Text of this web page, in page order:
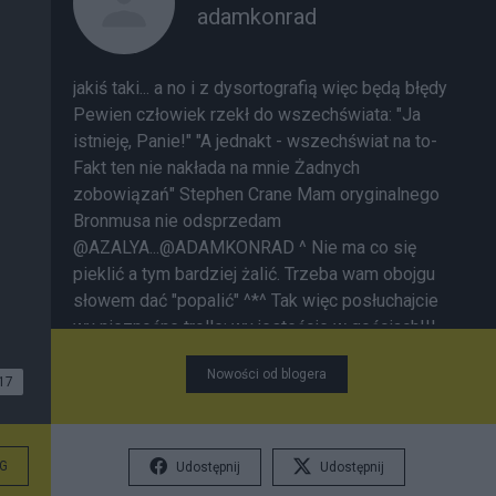
17
adamkonrad
jakiś taki... a no i z dysortografią więc będą błędy
Pewien człowiek rzekł do wszechświata: "Ja
istnieję, Panie!" "A jednakt - wszechświat na to-
Fakt ten nie nakłada na mnie Żadnych
zobowiązań" Stephen Crane Mam oryginalnego
Bronmusa nie odsprzedam
@AZALYA...@ADAMKONRAD ^ Nie ma co się
pieklić a tym bardziej żalić. Trzeba wam obojgu
słowem dać "popalić" ^*^ Tak więc posłuchajcie
wy nieznośne trolle: wy jesteście w gościach!!!
pojęli, gapole? ^ Więc umiaru wiecej wobec
gospodarza bo mnie takich trutni więcej tu się
bronmus45- BRONMUS4519:12 2015
Nowości od blogera
Udostępnij Udostępnij